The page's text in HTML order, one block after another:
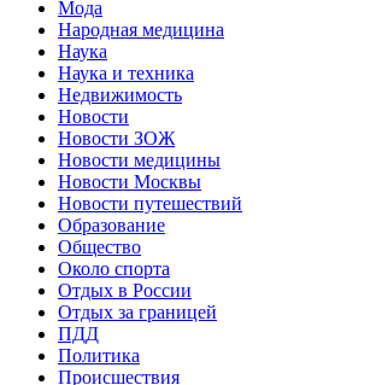
Мода
Народная медицина
Наука
Наука и техника
Недвижимость
Новости
Новости ЗОЖ
Новости медицины
Новости Москвы
Новости путешествий
Образование
Общество
Около спорта
Отдых в России
Отдых за границей
ПДД
Политика
Происшествия